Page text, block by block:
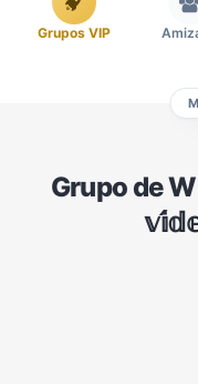
Grupos VIP
Grupo de